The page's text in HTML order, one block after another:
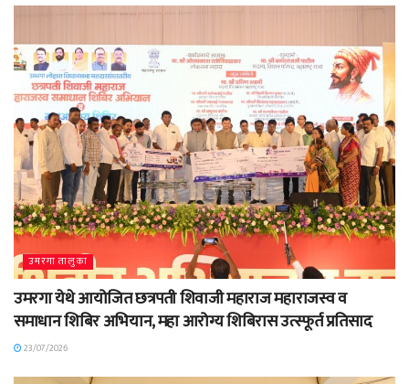
उमरगा तालुका
उमरगा येथे आयोजित छत्रपती शिवाजी महाराज महाराजस्व व
समाधान शिबिर अभियान, महा आरोग्य शिबिरास उत्स्फूर्त प्रतिसाद
23/07/2026